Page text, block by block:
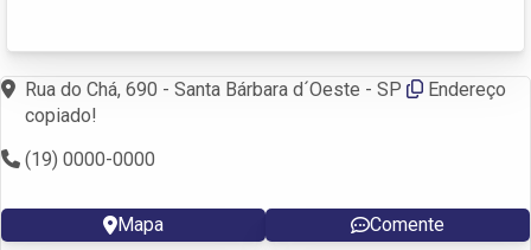
Rua do Chá, 690 - Santa Bárbara d´Oeste - SP
Endereço
copiado!
(19) 0000-0000
Mapa Comente